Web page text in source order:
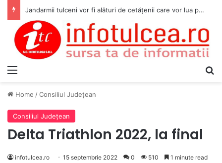
Jandarmii tulceni vor fi alături de cetățenii care vor lua parte la Festivalul Folk Țestos
Home /Consiliul Judeţean
Consiliul Judeţean
Delta Triathlon 2022, la final
infotulcea.ro 15 septembrie 2022 0 510 1 minute read